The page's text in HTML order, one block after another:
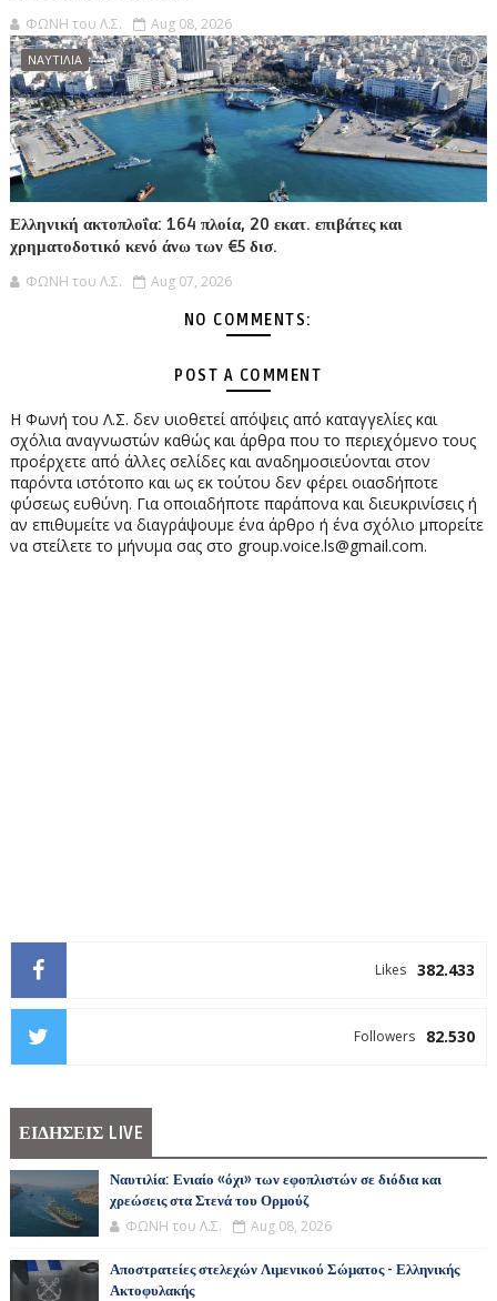
ΦΩΝΗ του Λ.Σ. Aug 08, 2026
ΝΑΥΤΙΛΙΑ
Ελληνική ακτοπλοΐα: 164 πλοία, 20 εκατ. επιβάτες και
χρηματοδοτικό κενό άνω των €5 δισ.
ΦΩΝΗ του Λ.Σ. Aug 07, 2026
NO COMMENTS:
POST A COMMENT
Η Φωνή του Λ.Σ. δεν υιοθετεί απόψεις από καταγγελίες και
σχόλια αναγνωστών καθώς και άρθρα που το περιεχόμενο τους
προέρχετε από άλλες σελίδες και αναδημοσιεύονται στον
παρόντα ιστότοπο και ως εκ τούτου δεν φέρει οιασδήποτε
φύσεως ευθύνη. Για οποιαδήποτε παράπονα και διευκρινίσεις ή
αν επιθυμείτε να διαγράψουμε ένα άρθρο ή ένα σχόλιο μπορείτε
να στείλετε το μήνυμα σας στο group.voice.ls@gmail.com.
382.433
Likes
82.530
Followers
ΕΙΔΗΣΕΙΣ LIVE
Ναυτιλία: Ενιαίο «όχι» των εφοπλιστών σε διόδια και
χρεώσεις στα Στενά του Ορμούζ
ΦΩΝΗ του Λ.Σ. Aug 08, 2026
Αποστρατείες στελεχών Λιμενικού Σώματος - Ελληνικής
Ακτοφυλακής